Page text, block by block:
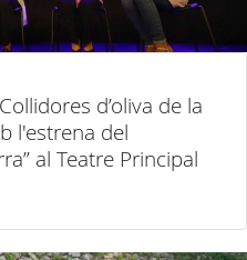
d’oliva de la
l'estrena del
al Teatre Principal